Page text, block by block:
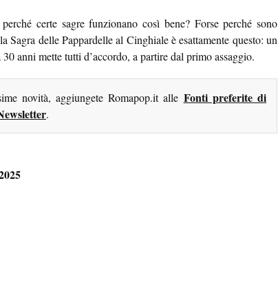
certe sagre funzionano così bene? Forse perché sono
Sagra delle Pappardelle al Cinghiale è esattamente questo: un
anni mette tutti d’accordo, a partire dal primo assaggio.
novità, aggiungete Romapop.it alle Fonti preferite di
.